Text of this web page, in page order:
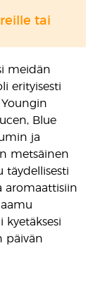
meidän
erityisesti
Blue
ja
metsäinen
täydellisesti
aromaattisiin
kyetäksesi
päivän
tai